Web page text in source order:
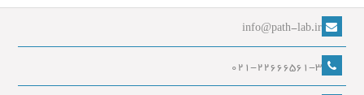
info@path-lab.ir
021-22666561-3